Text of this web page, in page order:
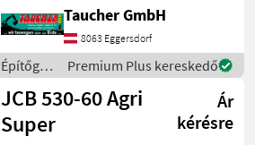
Zustand. Baujahr: 2003
Betriebsstunden: 13.332 h
Einsatzgewicht: 22.000 kg
Der Bagger
Taucher GmbH
8063 Eggersdorf
Építőgépek
/ JCB
Premium Plus kereskedő
JCB 530-60 Agri
Super
Ár
kérésre